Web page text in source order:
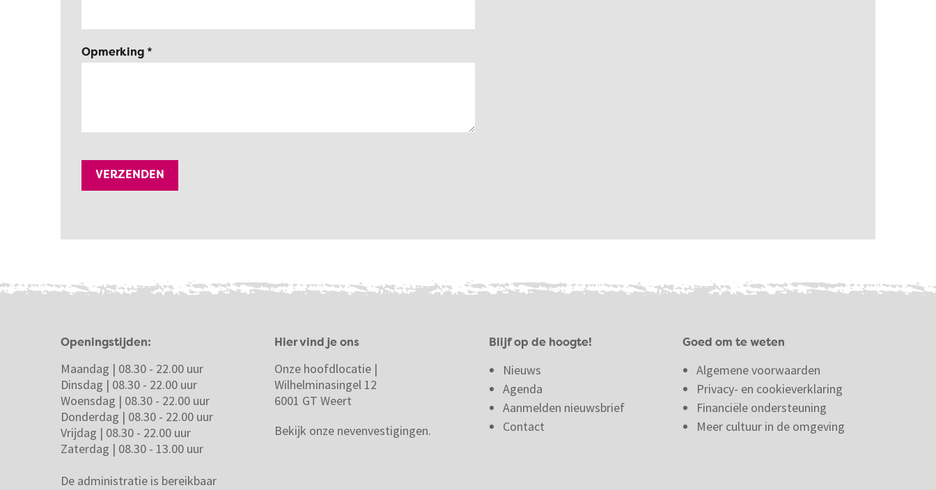
Opmerking
Openingstijden:
Maandag | 08.30 - 22.00 uur
Dinsdag | 08.30 - 22.00 uur
Woensdag | 08.30 - 22.00 uur
Donderdag | 08.30 - 22.00 uur
Vrijdag | 08.30 - 22.00 uur
Zaterdag | 08.30 - 13.00 uur
De administratie is bereikbaar
Hier vind je ons
Onze hoofdlocatie |
Wilhelminasingel 12
6001 GT Weert
Bekijk onze nevenvestigingen.
Blijf op de hoogte!
Nieuws
Agenda
Aanmelden nieuwsbrief
Contact
Goed om te weten
Algemene voorwaarden
Privacy- en cookieverklaring
Financiële ondersteuning
Meer cultuur in de omgeving